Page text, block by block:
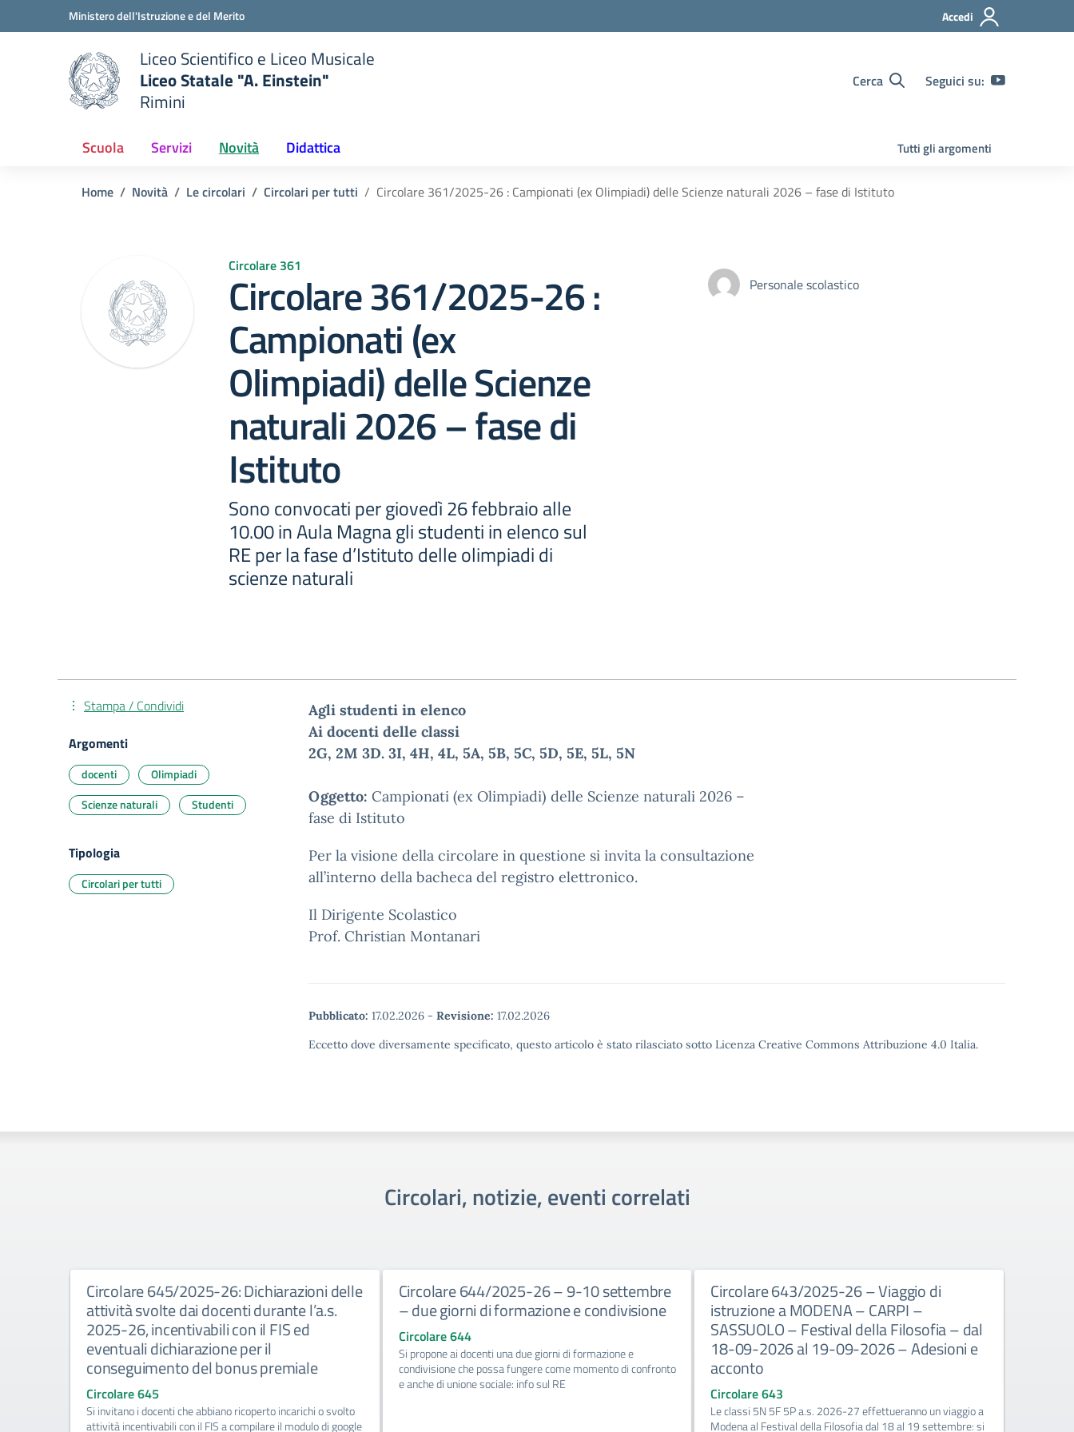
Vai ai contenuti
Vai al menu di navigazioneMinistero dell'Istruzione e del Merito Accedi
scuola
Liceo Scientifico e Liceo Musicale
Liceo Statale "A. Einstein"
Rimini
Cerca Seguici su:
Scuola Servizi Novità Didattica Tutti gli argomenti
Home Novità Le circolari Circolari per tutti Circolare 361/2025-26 : Campionati (ex Olimpiadi) delle Scienze naturali 2026 – fase di Istituto
Circolare 361
Circolare 361/2025-26 :
Campionati (ex
Olimpiadi) delle Scienze
naturali 2026 – fase di
Istituto
Sono convocati per giovedì 26 febbraio alle
10.00 in Aula Magna gli studenti in elenco sul
RE per la fase d’Istituto delle olimpiadi di
scienze naturali
Personale scolastico
Agli studenti in elenco
Ai docenti delle classi
2G, 2M 3D. 3I, 4H, 4L, 5A, 5B, 5C, 5D, 5E, 5L, 5N
Oggetto: Campionati (ex Olimpiadi) delle Scienze naturali 2026 –
fase di Istituto
Per la visione della circolare in questione si invita la consultazione
all’interno della bacheca del registro elettronico.
Il Dirigente Scolastico
Prof. Christian Montanari
Pubblicato: 17.02.2026 - Revisione: 17.02.2026
Eccetto dove diversamente specificato, questo articolo è stato rilasciato sotto Licenza Creative Commons Attribuzione 4.0 Italia.
Stampa / Condividi
Argomenti
docenti
Olimpiadi
Scienze naturali
Studenti
Tipologia
Circolari per tutti
Circolari, notizie, eventi correlati
Circolare 645/2025-26: Dichiarazioni delle
attività svolte dai docenti durante l’a.s.
2025-26, incentivabili con il FIS ed
eventuali dichiarazione per il
conseguimento del bonus premiale
Circolare 645
Si invitano i docenti che abbiano ricoperto incarichi o svolto
attività incentivabili con il FIS a compilare il modulo di google
Circolare 644/2025-26 – 9-10 settembre
– due giorni di formazione e condivisione
Circolare 644
Si propone ai docenti una due giorni di formazione e
condivisione che possa fungere come momento di confronto
e anche di unione sociale: info sul RE
Circolare 643/2025-26 – Viaggio di
istruzione a MODENA – CARPI –
SASSUOLO – Festival della Filosofia – dal
18-09-2026 al 19-09-2026 – Adesioni e
acconto
Circolare 643
Le classi 5N 5F 5P a.s. 2026-27 effettueranno un viaggio a
Modena al Festival della Filosofia dal 18 al 19 settembre: si